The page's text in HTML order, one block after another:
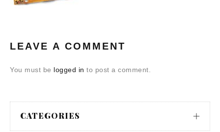
LEAVE A COMMENT
You must be logged in to post a comment.
CATEGORIES